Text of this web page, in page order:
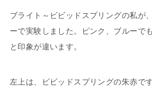
ブライト～ビビッドスプリングの私が
ーで実験しました。ピンク、ブルーで
と印象が違います。
左上は、ビビッドスプリングの朱赤で